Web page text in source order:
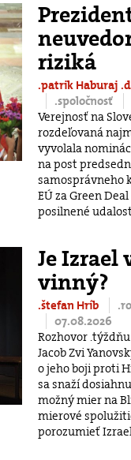
riziká
.patrik Haburaj
.spoločnosť
Verejnosť na
rozdeľovaná
vyvolala
na post
samosprávneho
EÚ za Green
posilnené
Je Izrael
vinný?
.štefan Hríb
07.08.2026
Rozhovor
Jacob Zvi
o jeho boji proti
sa snaží
možný mier na
mierové
porozumieť